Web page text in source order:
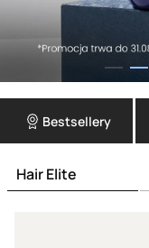
Bestsellery
Hair Elite